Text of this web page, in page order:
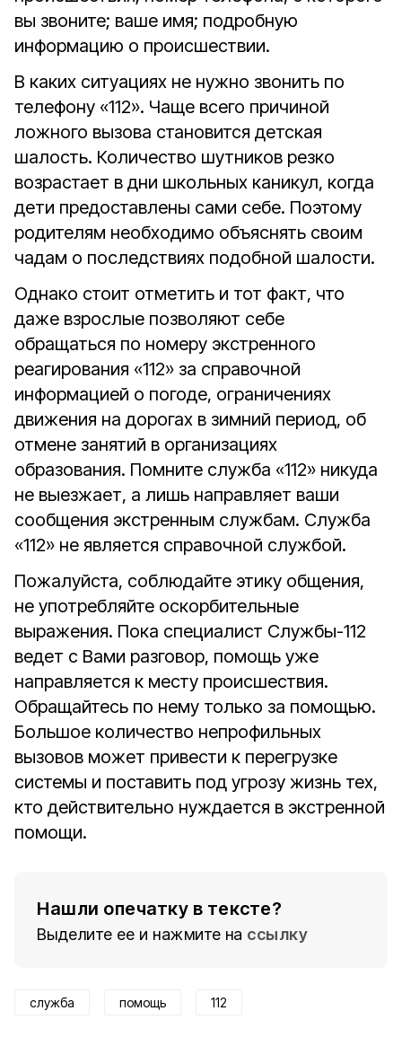
вы звоните; ваше имя; подробную
информацию о происшествии.
В каких ситуациях не нужно звонить по
телефону «112». Чаще всего причиной
ложного вызова становится детская
шалость. Количество шутников резко
возрастает в дни школьных каникул, когда
дети предоставлены сами себе. Поэтому
родителям необходимо объяснять своим
чадам о последствиях подобной шалости.
Однако стоит отметить и тот факт, что
даже взрослые позволяют себе
обращаться по номеру экстренного
реагирования «112» за справочной
информацией о погоде, ограничениях
движения на дорогах в зимний период, об
отмене занятий в организациях
образования. Помните служба «112» никуда
не выезжает, а лишь направляет ваши
сообщения экстренным службам. Служба
«112» не является справочной службой.
Пожалуйста, соблюдайте этику общения,
не употребляйте оскорбительные
выражения. Пока специалист Службы-112
ведет с Вами разговор, помощь уже
направляется к месту происшествия.
Обращайтесь по нему только за помощью.
Большое количество непрофильных
вызовов может привести к перегрузке
системы и поставить под угрозу жизнь тех,
кто действительно нуждается в экстренной
помощи.
Нашли опечатку в тексте?
Выделите ее и нажмите на ссылку
служба помощь 112